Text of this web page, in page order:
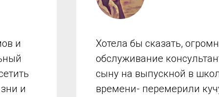
и
и
Хотела бы сказать,
обслуживание
сыну на выпускной в
времени- перемерили